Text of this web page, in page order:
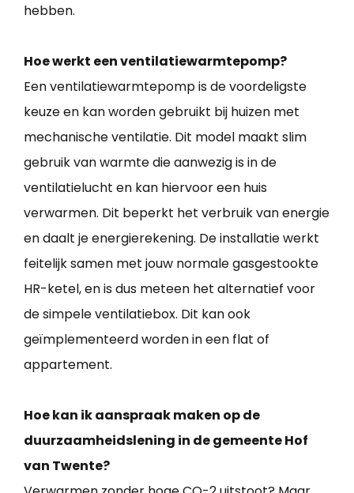
hebben.
Hoe werkt een ventilatiewarmtepomp?
Een ventilatiewarmtepomp is de voordeligste
keuze en kan worden gebruikt bij huizen met
mechanische ventilatie. Dit model maakt slim
gebruik van warmte die aanwezig is in de
ventilatielucht en kan hiervoor een huis
verwarmen. Dit beperkt het verbruik van energie
en daalt je energierekening. De installatie werkt
feitelijk samen met jouw normale gasgestookte
HR-ketel, en is dus meteen het alternatief voor
de simpele ventilatiebox. Dit kan ook
geïmplementeerd worden in een flat of
appartement.
Hoe kan ik aanspraak maken op de
duurzaamheidslening in de gemeente Hof
van Twente?